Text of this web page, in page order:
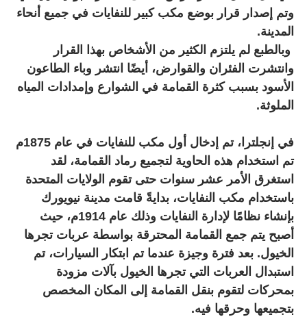
وتم إصدار قرار بوضع مكب كبير للنفايات في جميع أنحاء
المدينة.
وبالطبع لم يلتزم الكثير من الأشخاص بهذا القرار
وانتشرت الفئران والقوارض، أيضًا انتشر وباء الطاعون
الأسود بسبب كثرة القمامة في الشوارع وإمدادات المياه
الملوثة.
في إنجلترا، تم إدخال أول مكب للنفايات في عام 1875م
تم استخدام هذه الحاوية لتجميع رماد القمامة، لقد
استغرق الأمر عشر سنوات حتى تقوم الولايات المتحدة
باستخدام مكب النفايات، بدايةً قامت مدينة نيويورك
بإنشاء نظامًا لإدارة النفايات وذلك عام 1914م، حيث
أصبح يتم جمع القمامة المحترقة بواسطة عربات تجرها
الخيول. بعد فترة وجيزة عندما تم ابتكار السيارات، تم
استبدال العربات التي تجرها الخيول بآلات مزودة
بمحركات لتقوم بنقل القمامة إلى المكان المخصص
بتجميعها وحرقها فيه.